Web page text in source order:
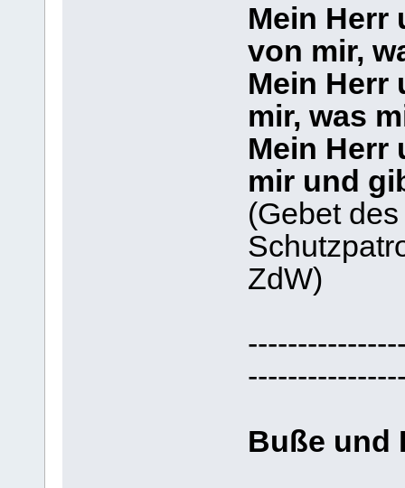
Mein Herr
von mir,
Mein Herr
mir, was
Mein Herr
mir und
(Gebet
ZdW)
Buße und